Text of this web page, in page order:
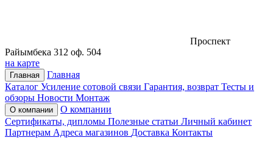
Проспект
Райымбека 312 оф. 504
на карте
Главная
Главная
Каталог Усиление сотовой связи Гарантия, возврат Тесты и
обзоры Новости Монтаж
О компании
О компании
Сертификаты, дипломы Полезные статьи Личный кабинет
Партнерам Адреса магазинов Доставка Контакты